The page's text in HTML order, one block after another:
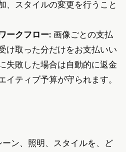
、スタイルの変更を行うこと
ークフロー: 画像ごとの支払
け取った分だけをお支払いい
失敗した場合は自動的に返金
イティブ予算が守られます。
ーン、照明、スタイルを、ど